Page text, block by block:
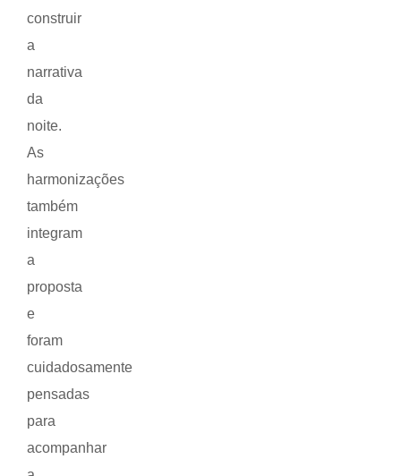
construir
a
narrativa
da
noite.
As
harmonizações
também
integram
a
proposta
e
foram
cuidadosamente
pensadas
para
acompanhar